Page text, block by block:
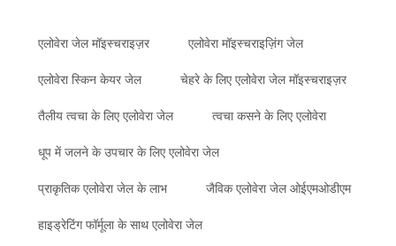
एलोवेरा जेल मॉइस्चराइज़र एलोवेरा मॉइस्चराइज़िंग जेल
एलोवेरा स्किन केयर जेल चेहरे के लिए एलोवेरा जेल मॉइस्चराइज़र
तैलीय त्वचा के लिए एलोवेरा जेल त्वचा कसने के लिए एलोवेरा
धूप में जलने के उपचार के लिए एलोवेरा जेल
प्राकृतिक एलोवेरा जेल के लाभ जैविक एलोवेरा जेल ओईएमओडीएम
हाइड्रेटिंग फॉर्मूला के साथ एलोवेरा जेल